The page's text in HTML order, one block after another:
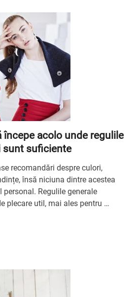
începe acolo unde regulile
sunt suficiente
recomandări despre culori,
însă niciuna dintre acestea
Regulile generale
plecare util, mai ales pentru …